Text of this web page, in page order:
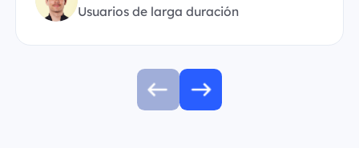
Usuarios de larga duración